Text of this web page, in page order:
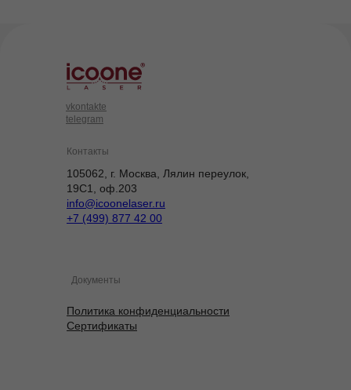
vkontakte
telegram
Контакты
Документы
105062, г. Москва, Лялин переулок,
19С1, оф.203
info@icoonelaser.ru
+7 (499) 877 42 00
Политика конфиденциальности
Сертификаты